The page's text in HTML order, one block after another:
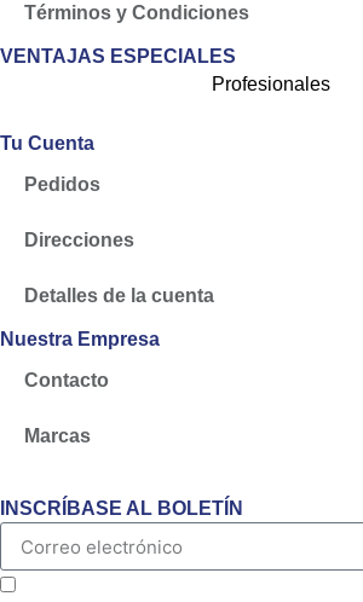
Términos y Condiciones
VENTAJAS ESPECIALES
Profesionales
Tu Cuenta
Pedidos
Direcciones
Detalles de la cuenta
Nuestra Empresa
Contacto
Marcas
INSCRÍBASE AL BOLETÍN